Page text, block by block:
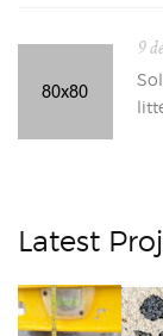
9
Latest